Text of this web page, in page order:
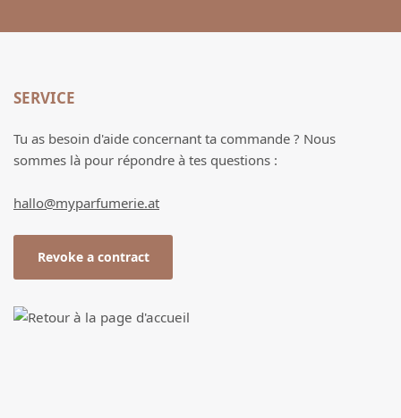
SERVICE
Tu as besoin d'aide concernant ta commande ? Nous
sommes là pour répondre à tes questions :
hallo@myparfumerie.at
Revoke a contract